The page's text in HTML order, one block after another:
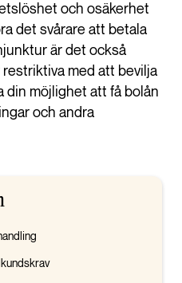
och osäkerhet
det svårare att betala
är det också
med att bevilja
din möjlighet att få bolån
och andra